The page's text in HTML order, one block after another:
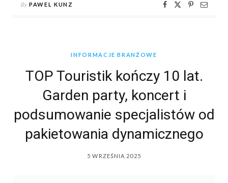
By PAWEL KUNZ
INFORMACJE BRANŻOWE
TOP Touristik kończy 10 lat.
Garden party, koncert i
podsumowanie specjalistów od
pakietowania dynamicznego
5 WRZEŚNIA 2025